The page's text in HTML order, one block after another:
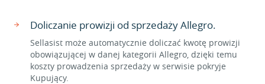
Doliczanie prowizji od sprzedaży Allegro.
Sellasist może automatycznie doliczać kwotę prowizji
obowiązującej w danej kategorii Allegro, dzięki temu
koszty prowadzenia sprzedaży w serwisie pokryje
Kupujący.